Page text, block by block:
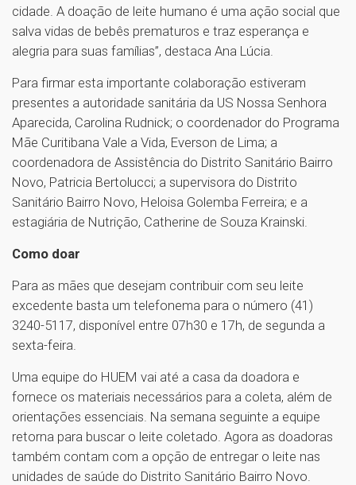
cidade. A doação de leite humano é uma ação social que
salva vidas de bebês prematuros e traz esperança e
alegria para suas famílias”, destaca Ana Lúcia.
Para firmar esta importante colaboração estiveram
presentes a autoridade sanitária da US Nossa Senhora
Aparecida, Carolina Rudnick; o coordenador do Programa
Mãe Curitibana Vale a Vida, Everson de Lima; a
coordenadora de Assistência do Distrito Sanitário Bairro
Novo, Patricia Bertolucci; a supervisora do Distrito
Sanitário Bairro Novo, Heloisa Golemba Ferreira; e a
estagiária de Nutrição, Catherine de Souza Krainski.
Como doar
Para as mães que desejam contribuir com seu leite
excedente basta um telefonema para o número (41)
3240-5117, disponível entre 07h30 e 17h, de segunda a
sexta-feira.
Uma equipe do HUEM vai até a casa da doadora e
fornece os materiais necessários para a coleta, além de
orientações essenciais. Na semana seguinte a equipe
retorna para buscar o leite coletado. Agora as doadoras
também contam com a opção de entregar o leite nas
unidades de saúde do Distrito Sanitário Bairro Novo.